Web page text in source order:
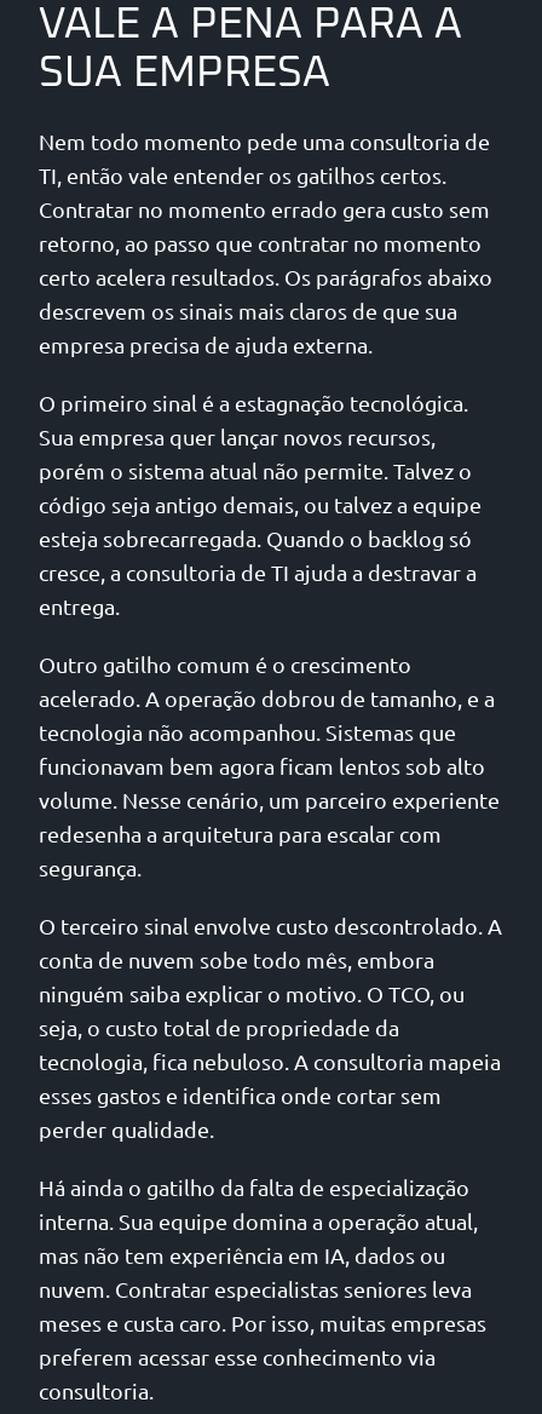
VALE A PENA PARA A
SUA EMPRESA
Nem todo momento pede uma consultoria de
TI, então vale entender os gatilhos certos.
Contratar no momento errado gera custo sem
retorno, ao passo que contratar no momento
certo acelera resultados. Os parágrafos abaixo
descrevem os sinais mais claros de que sua
empresa precisa de ajuda externa.
O primeiro sinal é a estagnação tecnológica.
Sua empresa quer lançar novos recursos,
porém o sistema atual não permite. Talvez o
código seja antigo demais, ou talvez a equipe
esteja sobrecarregada. Quando o backlog só
cresce, a consultoria de TI ajuda a destravar a
entrega.
Outro gatilho comum é o crescimento
acelerado. A operação dobrou de tamanho, e a
tecnologia não acompanhou. Sistemas que
funcionavam bem agora ficam lentos sob alto
volume. Nesse cenário, um parceiro experiente
redesenha a arquitetura para escalar com
segurança.
O terceiro sinal envolve custo descontrolado. A
conta de nuvem sobe todo mês, embora
ninguém saiba explicar o motivo. O TCO, ou
seja, o custo total de propriedade da
tecnologia, fica nebuloso. A consultoria mapeia
esses gastos e identifica onde cortar sem
perder qualidade.
Há ainda o gatilho da falta de especialização
interna. Sua equipe domina a operação atual,
mas não tem experiência em IA, dados ou
nuvem. Contratar especialistas seniores leva
meses e custa caro. Por isso, muitas empresas
preferem acessar esse conhecimento via
consultoria.